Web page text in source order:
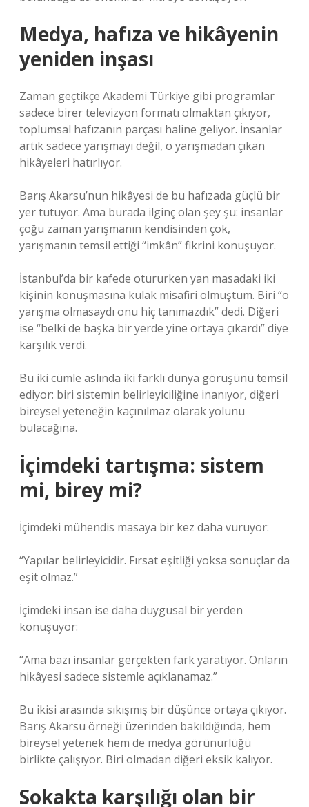
Medya, hafıza ve hikâyenin
yeniden inşası
Zaman geçtikçe Akademi Türkiye gibi programlar
sadece birer televizyon formatı olmaktan çıkıyor,
toplumsal hafızanın parçası haline geliyor. İnsanlar
artık sadece yarışmayı değil, o yarışmadan çıkan
hikâyeleri hatırlıyor.
Barış Akarsu’nun hikâyesi de bu hafızada güçlü bir
yer tutuyor. Ama burada ilginç olan şey şu: insanlar
çoğu zaman yarışmanın kendisinden çok,
yarışmanın temsil ettiği “imkân” fikrini konuşuyor.
İstanbul’da bir kafede otururken yan masadaki iki
kişinin konuşmasına kulak misafiri olmuştum. Biri “o
yarışma olmasaydı onu hiç tanımazdık” dedi. Diğeri
ise “belki de başka bir yerde yine ortaya çıkardı” diye
karşılık verdi.
Bu iki cümle aslında iki farklı dünya görüşünü temsil
ediyor: biri sistemin belirleyiciliğine inanıyor, diğeri
bireysel yeteneğin kaçınılmaz olarak yolunu
bulacağına.
İçimdeki tartışma: sistem
mi, birey mi?
İçimdeki mühendis masaya bir kez daha vuruyor:
“Yapılar belirleyicidir. Fırsat eşitliği yoksa sonuçlar da
eşit olmaz.”
İçimdeki insan ise daha duygusal bir yerden
konuşuyor:
“Ama bazı insanlar gerçekten fark yaratıyor. Onların
hikâyesi sadece sistemle açıklanamaz.”
Bu ikisi arasında sıkışmış bir düşünce ortaya çıkıyor.
Barış Akarsu örneği üzerinden bakıldığında, hem
bireysel yetenek hem de medya görünürlüğü
birlikte çalışıyor. Biri olmadan diğeri eksik kalıyor.
Sokakta karşılığı olan bir